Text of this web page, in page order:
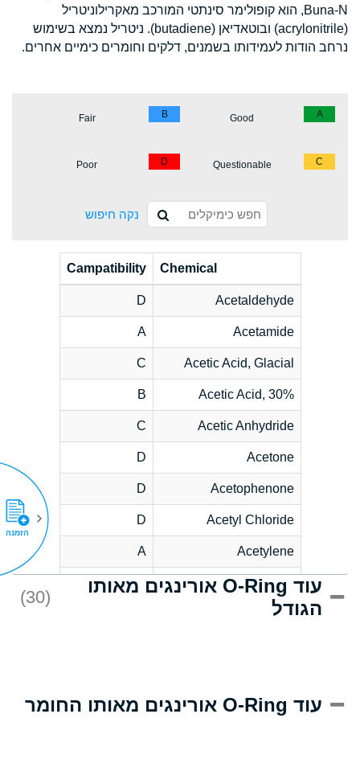
Buna-N, הוא קופולימר סינתטי המורכב מאקרילוניטריל
(acrylonitrile) ובוטאדיאן (butadiene). ניטריל נמצא בשימוש
נרחב הודות לעמידותו בשמנים, דלקים וחומרים כימיים אחרים.
A
Good
B
Fair
C
Questionable
D
Poor
נקה חיפוש
Chemical
Campatibility
Acetaldehyde
D
Acetamide
A
Acetic Acid, Glacial
C
Acetic Acid, 30%
B
Acetic Anhydride
C
Acetone
D
Acetophenone
D
Acetyl Chloride
D
Acetylene
A
Acrlylonitrile
D
Adipic Acid
(Aqueous)
עוד O-Ring אורינגים מאותו
הגודל
(30)
עוד O-Ring אורינגים מאותו החומר
הזמנה